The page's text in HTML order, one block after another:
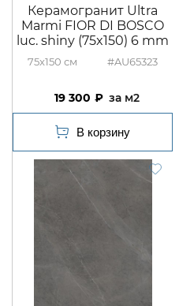
Керамогранит Ultra
Marmi FIOR DI BOSCO
luc. shiny (75x150) 6 mm
75x150 #AU65323
19 300 м2